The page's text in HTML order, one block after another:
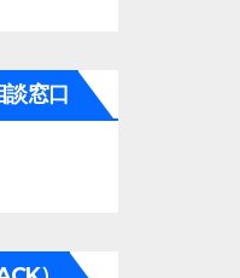
談窓口